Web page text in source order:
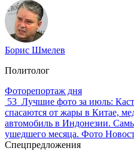
Борис Шмелев
Политолог
Фоторепортаж дня
53 Лучшие фото за июль:
спасаются от жары в Китае,
автомобиль в Индонезии.
ушедшего месяца. Фото
Спецпредложения